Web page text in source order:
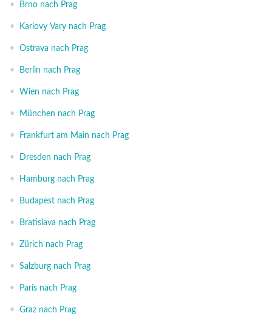
• Brno nach Prag
• Karlovy Vary nach Prag
• Ostrava nach Prag
• Berlin nach Prag
• Wien nach Prag
• München nach Prag
• Frankfurt am Main nach Prag
• Dresden nach Prag
• Hamburg nach Prag
• Budapest nach Prag
• Bratislava nach Prag
• Zürich nach Prag
• Salzburg nach Prag
• Paris nach Prag
• Graz nach Prag